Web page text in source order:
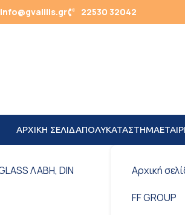
info@gvalilis.gr 22530 32042
ΑΡΧΙΚΗ ΣΕΛΙΔΑΠΟΛΥΚΑΤΑΣΤΗΜΑ
Αρχική
FF GROUP